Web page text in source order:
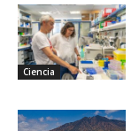
Ciencia